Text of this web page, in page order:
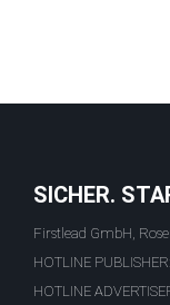
SICHER.
Firstlead GmbH,
HOTLINE PUBLISHER:
HOTLINE